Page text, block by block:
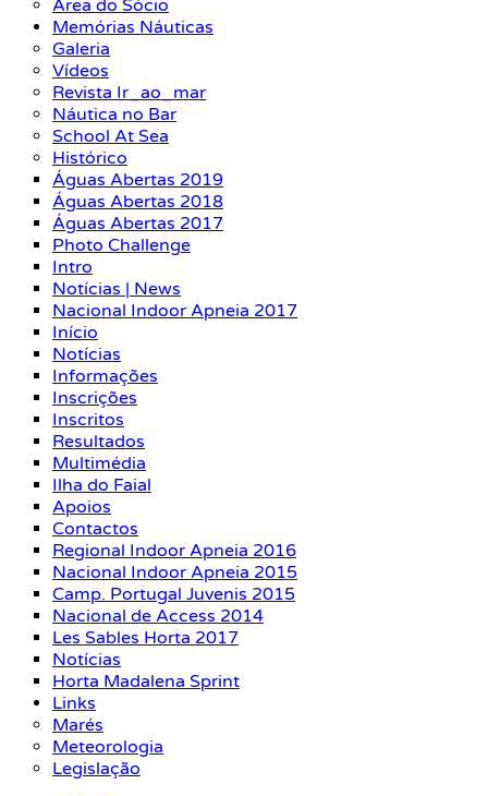
Área do Sócio
Memórias Náuticas
Galeria
Vídeos
Revista Ir_ao_mar
Náutica no Bar
School At Sea
Histórico
Águas Abertas 2019
Águas Abertas 2018
Águas Abertas 2017
Photo Challenge
Intro
Notícias | News
Nacional Indoor Apneia 2017
Início
Notícias
Informações
Inscrições
Inscritos
Resultados
Multimédia
Ilha do Faial
Apoios
Contactos
Regional Indoor Apneia 2016
Nacional Indoor Apneia 2015
Camp. Portugal Juvenis 2015
Nacional de Access 2014
Les Sables Horta 2017
Notícias
Horta Madalena Sprint
Links
Marés
Meteorologia
Legislação